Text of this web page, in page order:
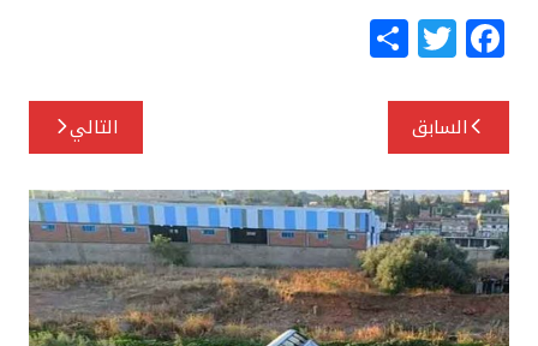
F
a
c
e
b
o
o
k
T
w
itt
e
r
S
h
تصفّح
المقالات
السابق التالي